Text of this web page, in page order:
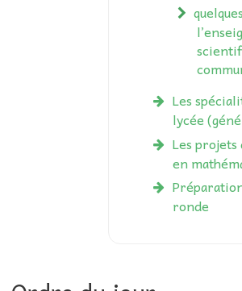
Les
lycée
Les
en
ronde